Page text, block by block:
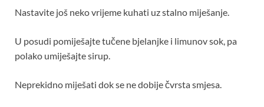
Nastavite još neko vrijeme kuhati uz stalno miješanje.
U posudi pomiješajte tučene bjelanjke i limunov sok, pa
polako umiješajte sirup.
Neprekidno miješati dok se ne dobije čvrsta smjesa.